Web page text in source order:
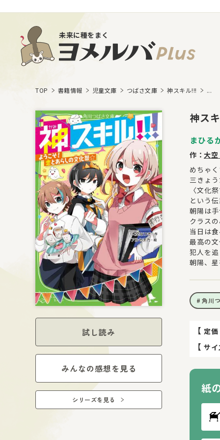
未来に種をまく
TOP 書籍情報 児童文庫 つばさ文庫 神スキル!!! ...
試し読み
みんなの感想を見る
シリーズを見る
神ス
まひる
作： 大
めちゃ
三きょ
〈文化
という
朝陽は
クラス
当日は
最高の
犯人を
朝陽、
角川
【 定価
【 サイ
紙